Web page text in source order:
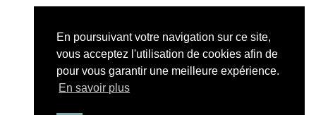
En poursuivant votre navigation sur ce site,
vous acceptez l'utilisation de cookies afin de
pour vous garantir une meilleure expérience.
En savoir plus